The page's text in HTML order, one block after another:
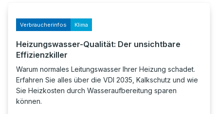
Verbraucherinfos Klima
Heizungswasser-Qualität: Der unsichtbare
Effizienzkiller
Warum normales Leitungswasser Ihrer Heizung schadet.
Erfahren Sie alles über die VDI 2035, Kalkschutz und wie
Sie Heizkosten durch Wasseraufbereitung sparen
können.